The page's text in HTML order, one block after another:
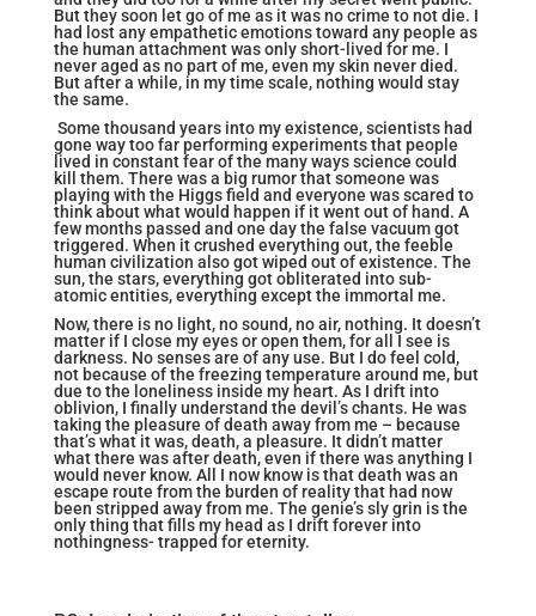
But they soon let go of me as it was no crime to not die. I
had lost any empathetic emotions toward any people as
the human attachment was only short-lived for me. I
never aged as no part of me, even my skin never died.
But after a while, in my time scale, nothing would stay
the same.
Some thousand years into my existence, scientists had
gone way too far performing experiments that people
lived in constant fear of the many ways science could
kill them. There was a big rumor that someone was
playing with the Higgs field and everyone was scared to
think about what would happen if it went out of hand. A
few months passed and one day the false vacuum got
triggered. When it crushed everything out, the feeble
human civilization also got wiped out of existence. The
sun, the stars, everything got obliterated into sub-
atomic entities, everything except the immortal me.
Now, there is no light, no sound, no air, nothing. It doesn’t
matter if I close my eyes or open them, for all I see is
darkness. No senses are of any use. But I do feel cold,
not because of the freezing temperature around me, but
due to the loneliness inside my heart. As I drift into
oblivion, I finally understand the devil’s chants. He was
taking the pleasure of death away from me – because
that’s what it was, death, a pleasure. It didn’t matter
what there was after death, even if there was anything I
would never know. All I now know is that death was an
escape route from the burden of reality that had now
been stripped away from me. The genie’s sly grin is the
only thing that fills my head as I drift forever into
nothingness- trapped for eternity.